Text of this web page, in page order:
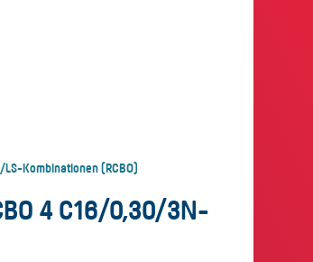
LS-Kombinationen (RCBO)
4 C16/0,30/3N-